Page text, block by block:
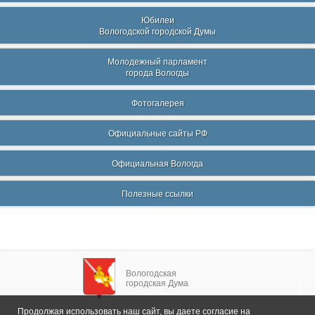
Юбилеи
Вологодской городской Думы
Молодежный парламент
города Вологды
Фотогалерея
Официальные сайты РФ
Официальная Вологда
Полезные ссылки
Вологодская
городская Дума
Продолжая использовать наш сайт, вы даете согласие на